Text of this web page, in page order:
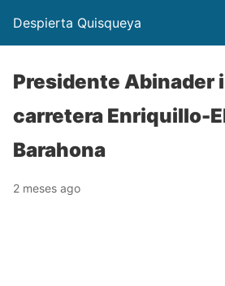
Despierta Quisqueya
Presidente Abinader
carretera Enriquillo-
Barahona
2 meses ago